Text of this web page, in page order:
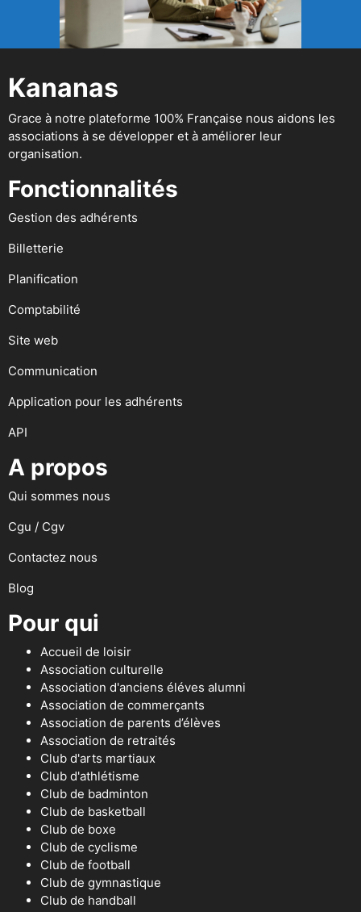
Kananas
Grace à notre plateforme 100% Française nous aidons les
associations à se développer et à améliorer leur
organisation.
Fonctionnalités
Gestion des adhérents
Billetterie
Planification
Comptabilité
Site web
Communication
Application pour les adhérents
API
A propos
Qui sommes nous
Cgu / Cgv
Contactez nous
Blog
Pour qui
Accueil de loisir
Association culturelle
Association d'anciens éléves alumni
Association de commerçants
Association de parents d’élèves
Association de retraités
Club d'arts martiaux
Club d'athlétisme
Club de badminton
Club de basketball
Club de boxe
Club de cyclisme
Club de football
Club de gymnastique
Club de handball